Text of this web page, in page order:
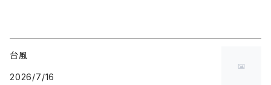
台風
2026/7/16